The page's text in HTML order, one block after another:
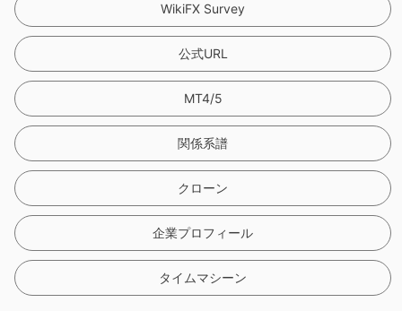
WikiFX Survey
公式URL
MT4/5
関係系譜
クローン
企業プロフィール
タイムマシーン